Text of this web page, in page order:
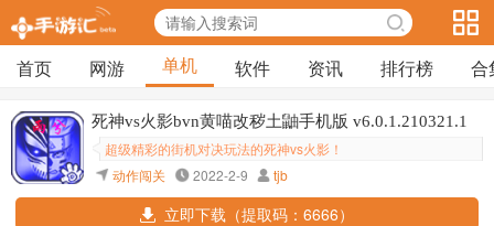
首页 网游 单机 软件 资讯 排行榜 合
死神vs火影bvn黄喵改秽土鼬手机版 v6.0.1.210321.1
超级精彩的街机对决玩法的死神vs火影！
动作闯关
2022-2-9 tjb
立即下载（提取码：6666）